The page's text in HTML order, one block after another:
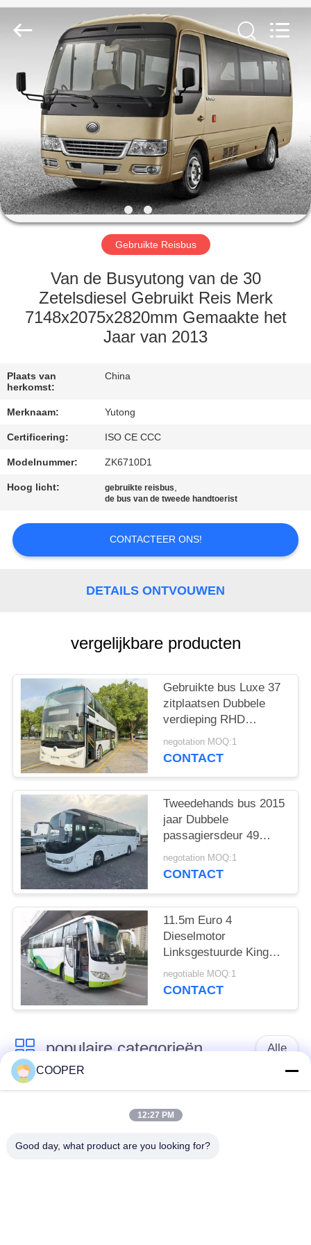
HUIS
PRODUCTEN
ONGEVEER
ONS
FABRIEKSREIS
KWALITEITSCONTROLE
CONTACTEER
VERZOEK
OM EEN
SITEMAP
CO.,
Gebruikte Reisbus
Van de Busyutong van de 30
Zetelsdiesel Gebruikt Reis Merk
7148x2075x2820mm Gemaakte het
Jaar van 2013
Plaats van
herkomst:
China
Merknaam: Yutong
Certificering: ISO CE CCC
Modelnummer: ZK6710D1
Hoog licht: gebruikte reisbus,
de bus van de tweede handtoerist
CONTACTEER ONS!
DETAILS ONTVOUWEN
vergelijkbare producten
Gebruikte bus Luxe 37
zitplaatsen Dubbele
verdieping RHD
Weichai motor Diesel
coach Bus Sunlong
negotation MOQ:1
CONTACT
Tweedehands bus 2015
jaar Dubbele
passagiersdeur 49
zitplaatsen Goed
airconditioning
negotation MOQ:1
CONTACT
11.5m Euro 4
Dieselmotor
Linksgestuurde King
Long 51-seater grote
gebruikte
negotiable MOQ:1
CONTACT
populaire categorieën Alle
Gebruikte
Bussen
COOPER
12:27 PM
Good day, what product are you looking for?